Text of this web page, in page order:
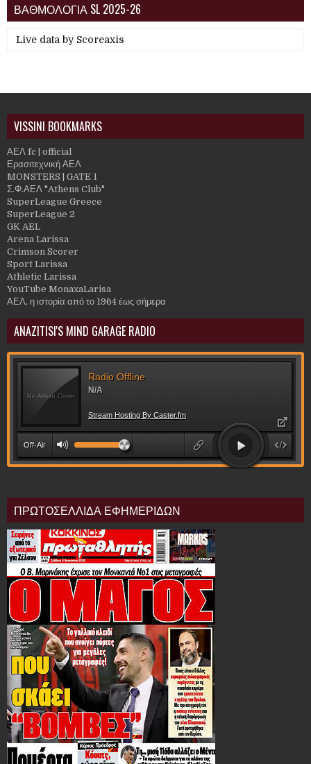
ΒΑΘΜΟΛΟΓΙΑ SL 2025-26
Live data by Scoreaxis
VISSINI BOOKMARKS
ΑΕΛ fc | official
Ερασιτεχνική ΑΕΛ
MONSTERS | GATE 1
Σ.Φ.ΑΕΛ "Athens Club"
SuperLeague Greece
SuperLeague 2
GK AEL
Arena Larissa
Crimson Scorer
Sport Larissa
Athletic Larissa
YouTube MonaxaLarisa
ΑΕΛ, η ιστορία από το 1964 έως σήμερα
ANAZITISI'S MIND GARAGE RADIO
ΠΡΩΤΟΣΕΛΛΙΔΑ ΕΦΗΜΕΡΙΔΩΝ